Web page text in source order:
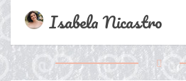
Isabela Nicastro